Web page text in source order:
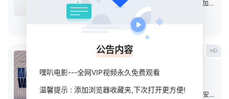
主演：阿尔·帕西诺 / 黛安·基顿 安迪·加西亚
立即播放
HD
制作音效：电影声音的艺术
连续剧 2019
美国
导演：
米奇·科斯汀
主演：埃里克·阿达尔 / Ioan Allen / 理查德·路易斯·安德森
公告内容
嘿叭电影---全网VIP视频永久免费观看
温馨提示 : 添加浏览器收藏夹,下次打开更方便!